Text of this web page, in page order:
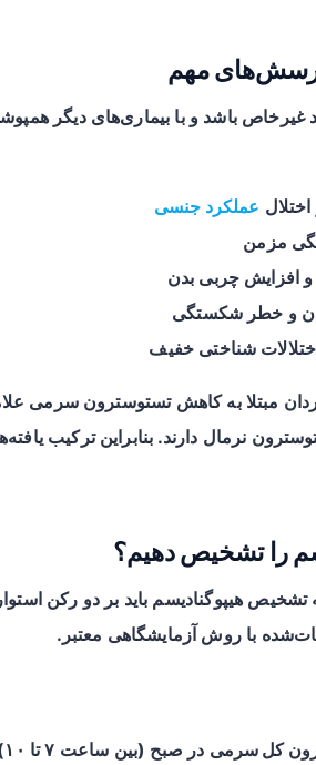
پرسش‌های مهم
غیرخاص باشد و با بیماری‌های دیگر
عملکرد جنسی
مزمن
افزایش چربی بدن
و خطر شکستگی
شناختی خفیف
مبتلا به کاهش تستوسترون سرمی
نرمال دارند. بنابراین ترکیب
را تشخیص دهیم؟
با روش آزمایشگاهی معتبر.
کل سرمی